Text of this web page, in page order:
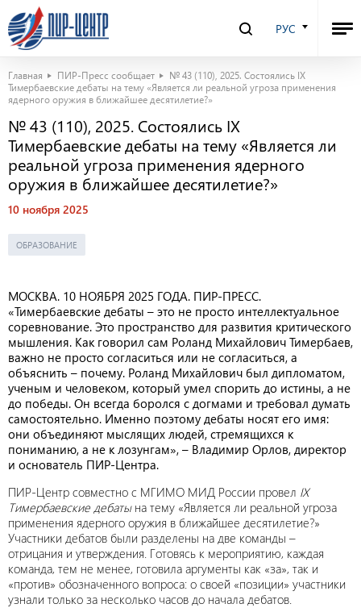
РУС
Главная ПИР-Пресс сообщает
№ 43 (110), 2025. Состоялись IX
Тимербаевские дебаты на тему «Является ли реальной угроза применения
ядерного оружия в ближайшее десятилетие?»
№ 43 (110), 2025. Состоялись IX
Тимербаевские дебаты на тему «Является ли
реальной угроза применения ядерного
оружия в ближайшее десятилетие?»
10 ноября 2025
ОБРАЗОВАНИЕ
МОСКВА. 10 НОЯБРЯ 2025 ГОДА. ПИР-ПРЕСС.
«Тимербаевские дебаты – это не просто интеллектуальное
соревнование. Это пространство для развития критического
мышления. Как говорил сам Роланд Михайлович Тимербаев,
важно не просто согласиться или не согласиться, а
объяснить – почему. Роланд Михайлович был дипломатом,
ученым и человеком, который умел спорить до истины, а не
до победы. Он всегда боролся с догмами и требовал думать
самостоятельно. Именно поэтому дебаты носят его имя:
они объединяют мыслящих людей, стремящихся к
пониманию, а не к лозунгам», – Владимир Орлов, директор
и основатель ПИР-Центра.
ПИР-Центр совместно с МГИМО МИД России провел IX
Тимербаевские дебатына тему «Является ли реальной угроза
применения ядерного оружия в ближайшее десятилетие?»
Участники дебатов были разделены на две команды –
отрицания и утверждения. Готовясь к мероприятию, каждая
команда, тем не менее, готовила аргументы как «за», так и
«против» обозначенного вопроса: о своей «позиции» участники
узнали только за несколько часов до начала дебатов.